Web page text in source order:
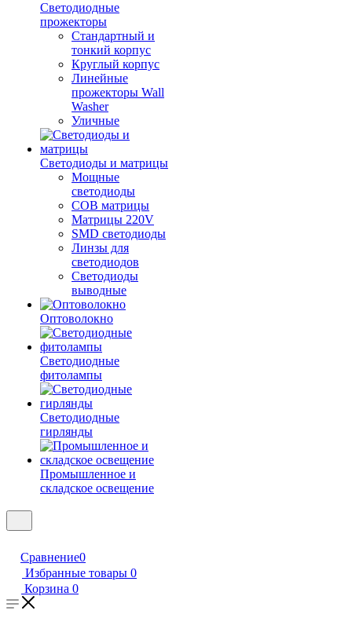
Светодиодные
прожекторы
Стандартный и
тонкий корпус
Круглый корпус
Линейные
прожекторы Wall
Washer
Уличные
Светодиоды и матрицы
Мощные
светодиоды
COB матрицы
Матрицы 220V
SMD светодиоды
Линзы для
светодиодов
Светодиоды
выводные
Оптоволокно
Светодиодные
фитолампы
Светодиодные
гирлянды
Промышленное и
складское освещение
Сравнение0
Избранные товары 0
Корзина 0